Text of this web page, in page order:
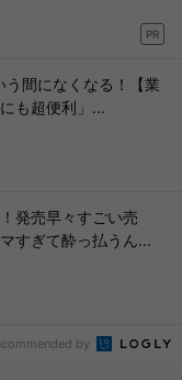
PR
う間になくなる！【業
も超便利」...
発売早々すごい売
すぎて酔っ払うん...
by